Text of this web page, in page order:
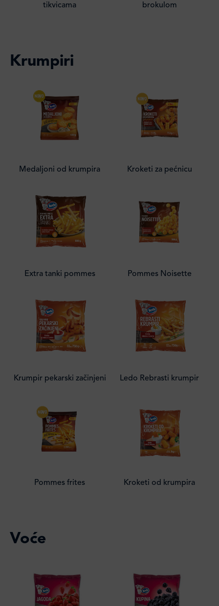
tikvicama brokulom
Krumpiri
Medaljoni od krumpira Kroketi za pećnicu
Extra tanki pommes Pommes Noisette
Krumpir pekarski začinjeni Ledo Rebrasti krumpir
Pommes frites Kroketi od krumpira
Voće